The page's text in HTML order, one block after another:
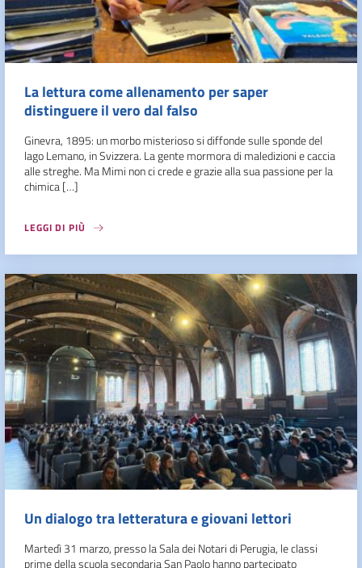
La lettura come allenamento per saper
distinguere il vero dal falso
Ginevra, 1895: un morbo misterioso si diffonde sulle sponde del
lago Lemano, in Svizzera. La gente mormora di maledizioni e caccia
alle streghe. Ma Mimi non ci crede e grazie alla sua passione per la
chimica […]
LEGGI DI PIÙ
Un dialogo tra letteratura e giovani lettori
Martedì 31 marzo, presso la Sala dei Notari di Perugia, le classi
prime della scuola secondaria San Paolo hanno partecipato